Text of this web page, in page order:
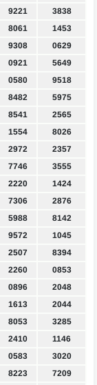
9221
3838
8061
1453
9308
0629
0921
5649
0580
9518
8482
5975
8541
2565
1554
8026
2972
2357
7746
3555
2220
1424
7306
2876
5988
8142
9572
1045
2507
8394
2260
0853
0896
2048
1613
2044
8053
3285
2410
1146
0583
3020
8223
7209